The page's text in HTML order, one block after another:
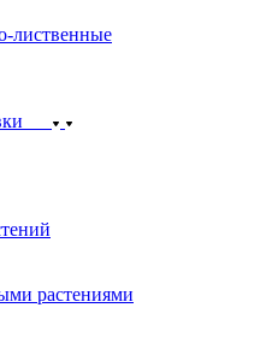
лиственные
растениями